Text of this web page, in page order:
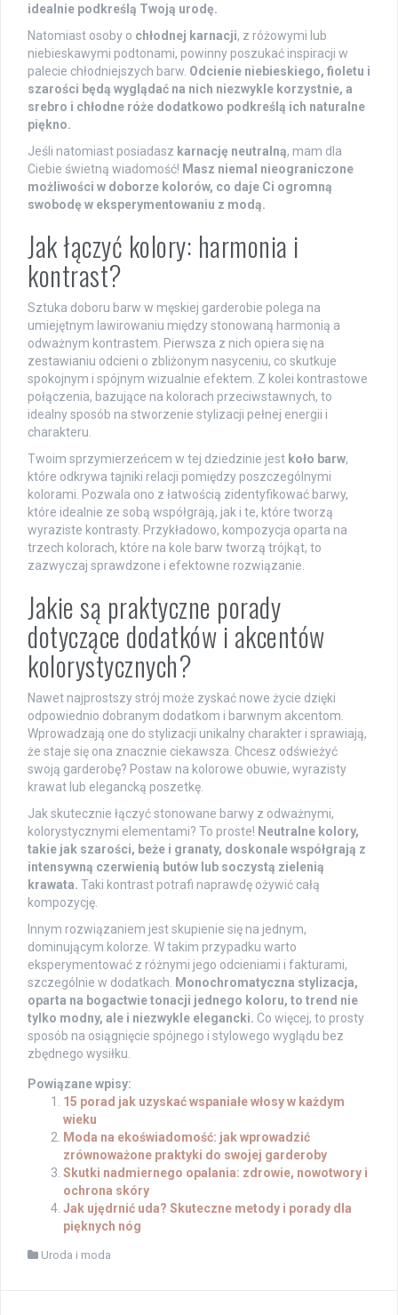
idealnie podkreślą Twoją urodę.
Natomiast osoby o chłodnej karnacji, z różowymi lub
niebieskawymi podtonami, powinny poszukać inspiracji w
palecie chłodniejszych barw. Odcienie niebieskiego, fioletu i
szarości będą wyglądać na nich niezwykle korzystnie, a
srebro i chłodne róże dodatkowo podkreślą ich naturalne
piękno.
Jeśli natomiast posiadasz karnację neutralną, mam dla
Ciebie świetną wiadomość! Masz niemal nieograniczone
możliwości w doborze kolorów, co daje Ci ogromną
swobodę w eksperymentowaniu z modą.
Jak łączyć kolory: harmonia i
kontrast?
Sztuka doboru barw w męskiej garderobie polega na
umiejętnym lawirowaniu między stonowaną harmonią a
odważnym kontrastem. Pierwsza z nich opiera się na
zestawianiu odcieni o zbliżonym nasyceniu, co skutkuje
spokojnym i spójnym wizualnie efektem. Z kolei kontrastowe
połączenia, bazujące na kolorach przeciwstawnych, to
idealny sposób na stworzenie stylizacji pełnej energii i
charakteru.
Twoim sprzymierzeńcem w tej dziedzinie jest koło barw,
które odkrywa tajniki relacji pomiędzy poszczególnymi
kolorami. Pozwala ono z łatwością zidentyfikować barwy,
które idealnie ze sobą współgrają, jak i te, które tworzą
wyraziste kontrasty. Przykładowo, kompozycja oparta na
trzech kolorach, które na kole barw tworzą trójkąt, to
zazwyczaj sprawdzone i efektowne rozwiązanie.
Jakie są praktyczne porady
dotyczące dodatków i akcentów
kolorystycznych?
Nawet najprostszy strój może zyskać nowe życie dzięki
odpowiednio dobranym dodatkom i barwnym akcentom.
Wprowadzają one do stylizacji unikalny charakter i sprawiają,
że staje się ona znacznie ciekawsza. Chcesz odświeżyć
swoją garderobę? Postaw na kolorowe obuwie, wyrazisty
krawat lub elegancką poszetkę.
Jak skutecznie łączyć stonowane barwy z odważnymi,
kolorystycznymi elementami? To proste! Neutralne kolory,
takie jak szarości, beże i granaty, doskonale współgrają z
intensywną czerwienią butów lub soczystą zielenią
krawata. Taki kontrast potrafi naprawdę ożywić całą
kompozycję.
Innym rozwiązaniem jest skupienie się na jednym,
dominującym kolorze. W takim przypadku warto
eksperymentować z różnymi jego odcieniami i fakturami,
szczególnie w dodatkach.
Monochromatyczna stylizacja,
oparta na bogactwie tonacji jednego koloru, to trend nie
tylko modny, ale i niezwykle elegancki. Co więcej, to prosty
sposób na osiągnięcie spójnego i stylowego wyglądu bez
zbędnego wysiłku.
Powiązane wpisy:
15 porad jak uzyskać wspaniałe włosy w każdym
wieku
Moda na ekoświadomość: jak wprowadzić
zrównoważone praktyki do swojej garderoby
Skutki nadmiernego opalania: zdrowie, nowotwory i
ochrona skóry
Jak ujędrnić uda? Skuteczne metody i porady dla
pięknych nóg
Uroda i moda